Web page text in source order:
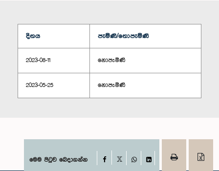
දිනය පැමිණි/නොපැමිණි
2023-08-11 නොපැමිණි
2023-05-25 නොපැමිණි
මෙම පිටුව බෙදාගන්න Facebook
WhatsAppLinkedIn